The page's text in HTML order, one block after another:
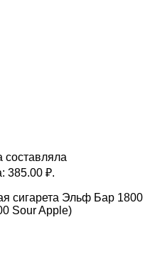
составляла
385.00 ₽.
сигарета Эльф Бар 1800
Sour Apple)